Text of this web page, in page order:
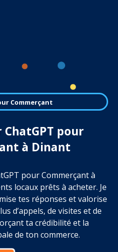
Commerçant
pour
à Dinant
pour Commerçant à
locaux prêts à acheter. Je
tes réponses et valorise
d’appels, de visites et de
ta crédibilité et la
de ton commerce.